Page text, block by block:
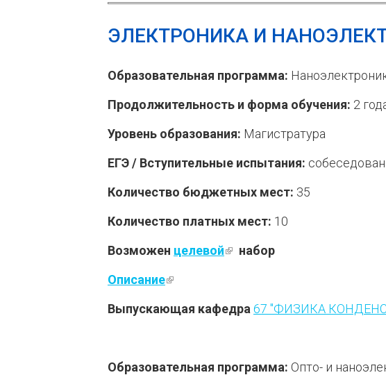
ЭЛЕКТРОНИКА И
Образовательная программа:
Продолжительность и форма обучения: 2
Уровень образования: Магистратура
ЕГЭ / Вступительные испытания:
Количество бюджетных мест: 35
Количество платных мест: 10
Возможен целевой(внешняя ссылка)
набор
Описание(внешняя ссылка)
Выпускающая кафедра 67 "ФИЗИКА
Образовательная программа: Опто- и